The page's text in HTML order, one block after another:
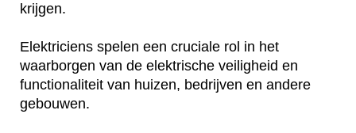
krijgen.
Elektriciens spelen een cruciale rol in het
waarborgen van de elektrische veiligheid en
functionaliteit van huizen, bedrijven en andere
gebouwen.